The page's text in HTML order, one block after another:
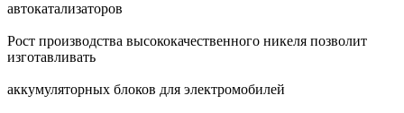
автокатализаторов
Рост производства высококачественного никеля позволит
изготавливать
аккумуляторных блоков для электромобилей